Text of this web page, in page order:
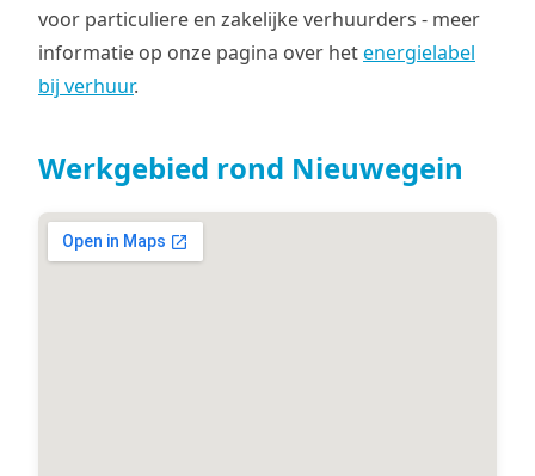
voor particuliere en zakelijke verhuurders - meer
informatie op onze pagina over hetenergielabel
bij verhuur.
Werkgebied rond Nieuwegein